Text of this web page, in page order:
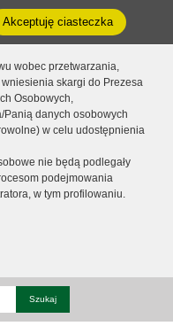
Akceptuję ciasteczka
wobec przetwarzania,
skargi do Prezesa
Osobowych,
Panią danych osobowych
w celu udostępnienia
nie będą podlegały
podejmowania
w tym profilowaniu.